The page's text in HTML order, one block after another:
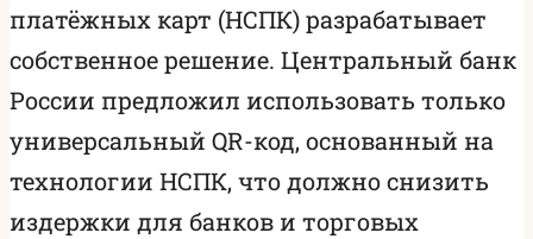
платёжных карт (НСПК) разрабатывает
собственное решение. Центральный банк
России предложил использовать только
универсальный QR-код, основанный на
технологии НСПК, что должно снизить
издержки для банков и торговых